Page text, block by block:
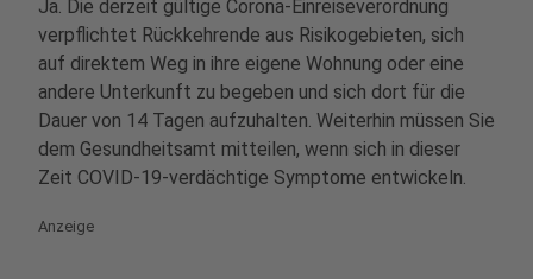
Ja. Die derzeit gültige Corona-Einreiseverordnung
verpflichtet Rückkehrende aus Risikogebieten, sich
auf direktem Weg in ihre eigene Wohnung oder eine
andere Unterkunft zu begeben und sich dort für die
Dauer von 14 Tagen aufzuhalten. Weiterhin müssen Sie
dem Gesundheitsamt mitteilen, wenn sich in dieser
Zeit COVID-19-verdächtige Symptome entwickeln.
Anzeige